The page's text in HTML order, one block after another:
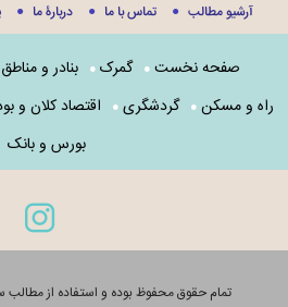
آرشیو مطالب تماس با ما دربارۀ ما
صفحه نخست گمرک بنادر و
راه و مسکن
گردشگری اقتصاد کلان و
بورس و بانک
تمام حقوق محفوظ بوده و استفاده از مطالب